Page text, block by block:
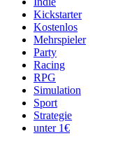
Kickstarter
Kostenlos
Mehrspieler
Party
Racing
RPG
Simulation
Sport
Strategie
unter 1€